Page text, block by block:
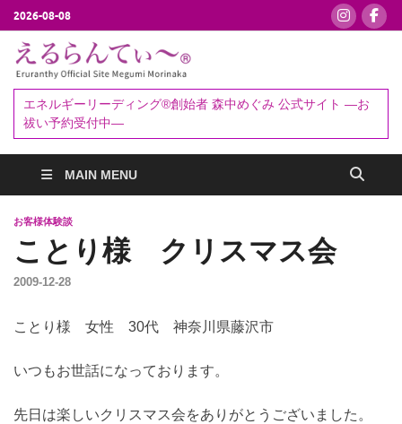
2026-08-08
ぃ～®
予約受付中
エネルギーリーディング®創始者 森中めぐみ 公式サイト ―お
祓い予約受付中―
MAIN MENU
お客様体験談
ことり様 クリスマス会
2009-12-28
ことり様 女性 30代 神奈川県藤沢市
いつもお世話になっております。
先日は楽しいクリスマス会をありがとうございました。